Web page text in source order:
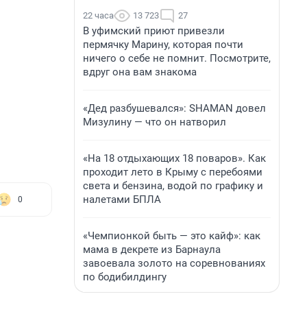
0
22 часа 13 723 27
В уфимский приют привезли
пермячку Марину, которая почти
ничего о себе не помнит. Посмотрите,
вдруг она вам знакома
«Дед разбушевался»: SHAMAN довел
Мизулину — что он натворил
«На 18 отдыхающих 18 поваров». Как
проходит лето в Крыму с перебоями
света и бензина, водой по графику и
налетами БПЛА
«Чемпионкой быть — это кайф»: как
мама в декрете из Барнаула
завоевала золото на соревнованиях
по бодибилдингу